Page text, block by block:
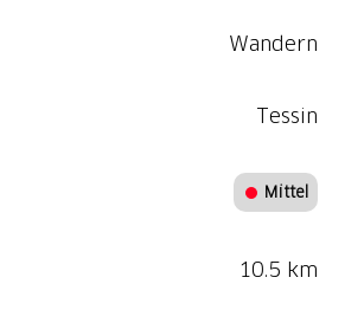
Wandern
Tessin
Mittel
10.5 km